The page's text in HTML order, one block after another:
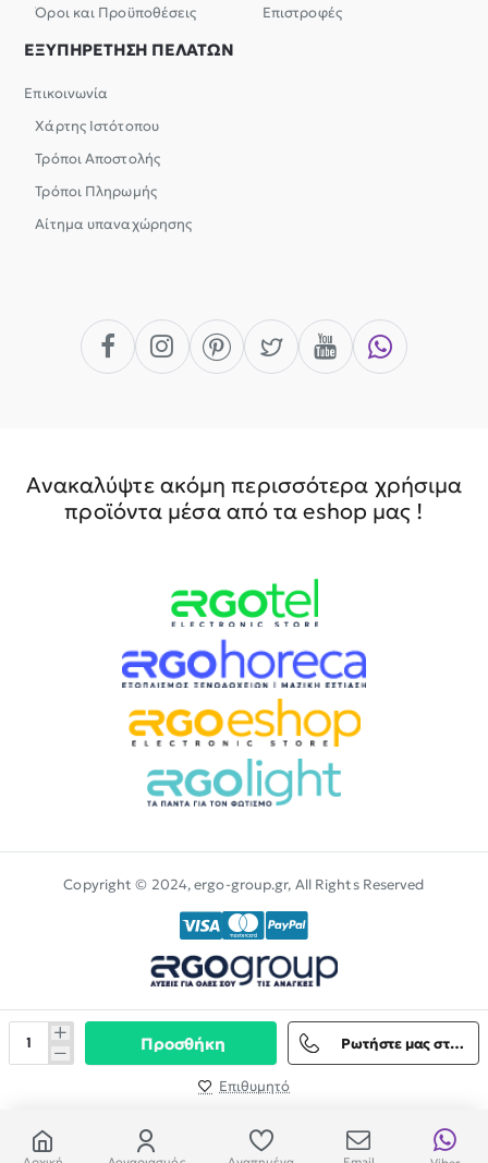
Προσθήκη Ρωτήστε μας στο Viber
Επιθυμητό
Όροι και Προϋποθέσεις
Επιστροφές
ΕΞΥΠΗΡΕΤΗΣΗ ΠΕΛΑΤΩΝ
Επικοινωνία
Χάρτης Ιστότοπου
Τρόποι Αποστολής
Τρόποι Πληρωμής
Αίτημα υπαναχώρησης
Ανακαλύψτε ακόμη περισσότερα χρήσιμα
προϊόντα μέσα από τα eshop μας !
Copyright © 2024, ergo-group.gr, All Rights Reserved